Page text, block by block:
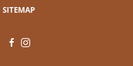
SITEMAP